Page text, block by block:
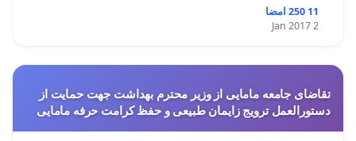
11 250 امضا
2 Jan 2017
تقاضای جامعه مامایی از وزیر محترم بهداشت جهت حمایت از
دستورالعمل ترویج زایمان طبیعی و حفظ کرامت حرفه مامایی